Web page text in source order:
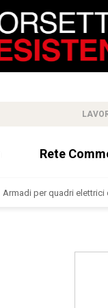
Rete
Armadi per quadri elettrici